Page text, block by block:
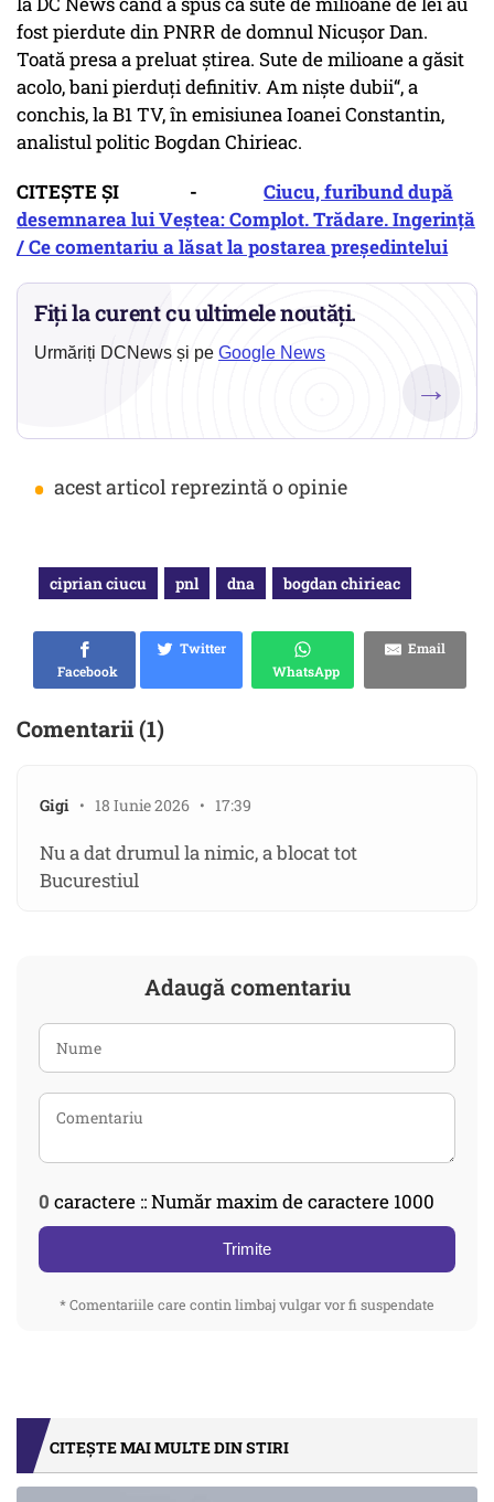
fost pierdute din PNRR de domnul Nicușor Dan.
Toată presa a preluat știrea. Sute de milioane a găsit
acolo, bani pierduți definitiv. Am niște dubii“, a
conchis, la B1 TV, în emisiunea Ioanei Constantin,
analistul politic Bogdan Chirieac.
CITEȘTE ȘI - Ciucu, furibund după
desemnarea lui Veştea: Complot. Trădare. Ingerință
/ Ce comentariu a lăsat la postarea președintelui
Fiți la curent cu ultimele noutăți.
Urmăriți DCNews și pe Google News
→
• acest articol reprezintă o opinie
ciprian ciucu pnl dna bogdan chirieac
Facebook
Twitter
WhatsApp
Email
Comentarii (1)
Gigi • 18 Iunie 2026 • 17:39
Nu a dat drumul la nimic, a blocat tot
Bucurestiul
Adaugă comentariu
0 caractere :: Număr maxim de caractere 1000
Trimite
* Comentariile care contin limbaj vulgar vor fi suspendate
CITEȘTE MAI MULTE DIN STIRI